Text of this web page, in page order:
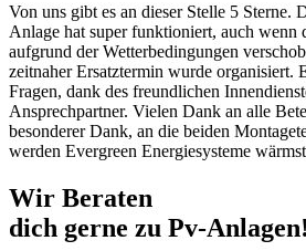
Von uns gibt es an dieser Stelle 5 Sterne.
Anlage hat super funktioniert, auch wenn
aufgrund der Wetterbedingungen
zeitnaher Ersatztermin wurde organisiert.
Fragen, dank des freundlichen
Ansprechpartner. Vielen Dank an alle
besonderer Dank, an die beiden
werden Evergreen Energiesysteme
Wir Beraten
dich gerne zu Pv-Anlagen!